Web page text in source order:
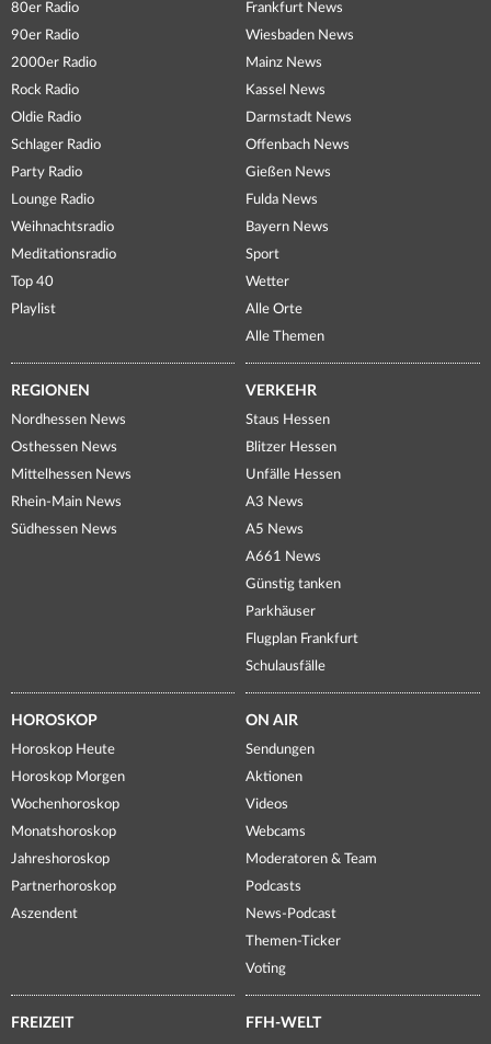
80er Radio
90er Radio
2000er Radio
Rock Radio
Oldie Radio
Schlager Radio
Party Radio
Lounge Radio
Weihnachtsradio
Meditationsradio
Top 40
Playlist
Frankfurt News
Wiesbaden News
Mainz News
Kassel News
Darmstadt News
Offenbach News
Gießen News
Fulda News
Bayern News
Sport
Wetter
Alle Orte
Alle Themen
REGIONEN
Nordhessen News
Osthessen News
Mittelhessen News
Rhein-Main News
Südhessen News
VERKEHR
Staus Hessen
Blitzer Hessen
Unfälle Hessen
A3 News
A5 News
A661 News
Günstig tanken
Parkhäuser
Flugplan Frankfurt
Schulausfälle
HOROSKOP
Horoskop Heute
Horoskop Morgen
Wochenhoroskop
Monatshoroskop
Jahreshoroskop
Partnerhoroskop
Aszendent
ON AIR
Sendungen
Aktionen
Videos
Webcams
Moderatoren & Team
Podcasts
News-Podcast
Themen-Ticker
Voting
FREIZEIT FFH-WELT